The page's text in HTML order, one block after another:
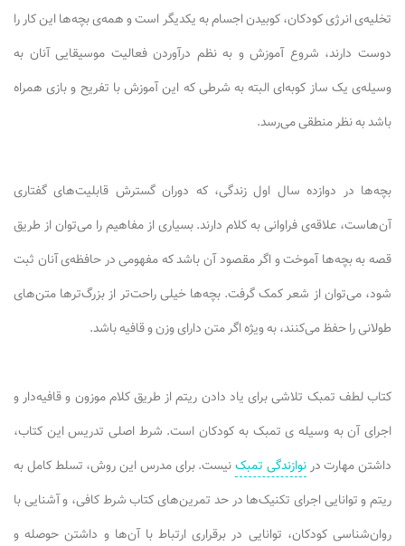
تخلیه‌ی انرژی کودکان، کوبیدن اجسام به یکدیگر است و همه‌ی بچه‌ها این کار را
دوست دارند، شروع آموزش و به نظم درآوردن فعالیت موسیقایی آنان به
وسیله‌ی یک ساز کوبه‌ای البته به شرطی که این آموزش با تفریح و بازی همراه
باشد به نظر منطقی می‌رسد.
بچه‌ها در دوازده سال اول زندگی، که دوران گسترش قابلیت‌های گفتاری
آن‌هاست، علاقه‌ی فراوانی به کلام دارند. بسیاری از مفاهیم را می‌توان از طریق
قصه به بچه‌ها آموخت و اگر مقصود آن باشد که مفهومی در حافظه‌ی آنان ثبت
شود، می‌توان از شعر کمک گرفت. بچه‌ها خیلی راحت‌تر از بزرگ‌ترها متن‌های
طولانی را حفظ می‌کنند، به ویژه اگر متن دارای وزن و قافیه باشد.
کتاب لطف تمبک تلاشی برای یاد دادن ریتم از طریق کلام موزون و قافیه‌دار و
اجرای آن به وسیله ی تمبک به کودکان است. شرط اصلی تدریس این کتاب،
داشتن مهارت درنوازندگی تمبکنیست. برای مدرس این روش، تسلط کامل به
ریتم و توانایی اجرای تکنیک‌ها در حد تمرین‌های کتاب شرط کافی، و آشنایی با
روان‌شناسی کودکان، توانایی در برقراری ارتباط با آن‌ها و داشتن حوصله و